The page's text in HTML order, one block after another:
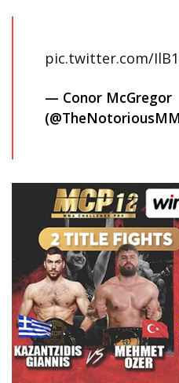
pic.twitter.com/
— Conor McGregor